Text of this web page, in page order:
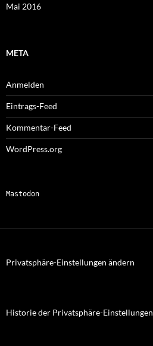
Mai 2016
META
Anmelden
Eintrags-Feed
Kommentar-Feed
WordPress.org
Mastodon
Privatsphäre-Einstellungen ändern
Historie der Privatsphäre-Einstellungen